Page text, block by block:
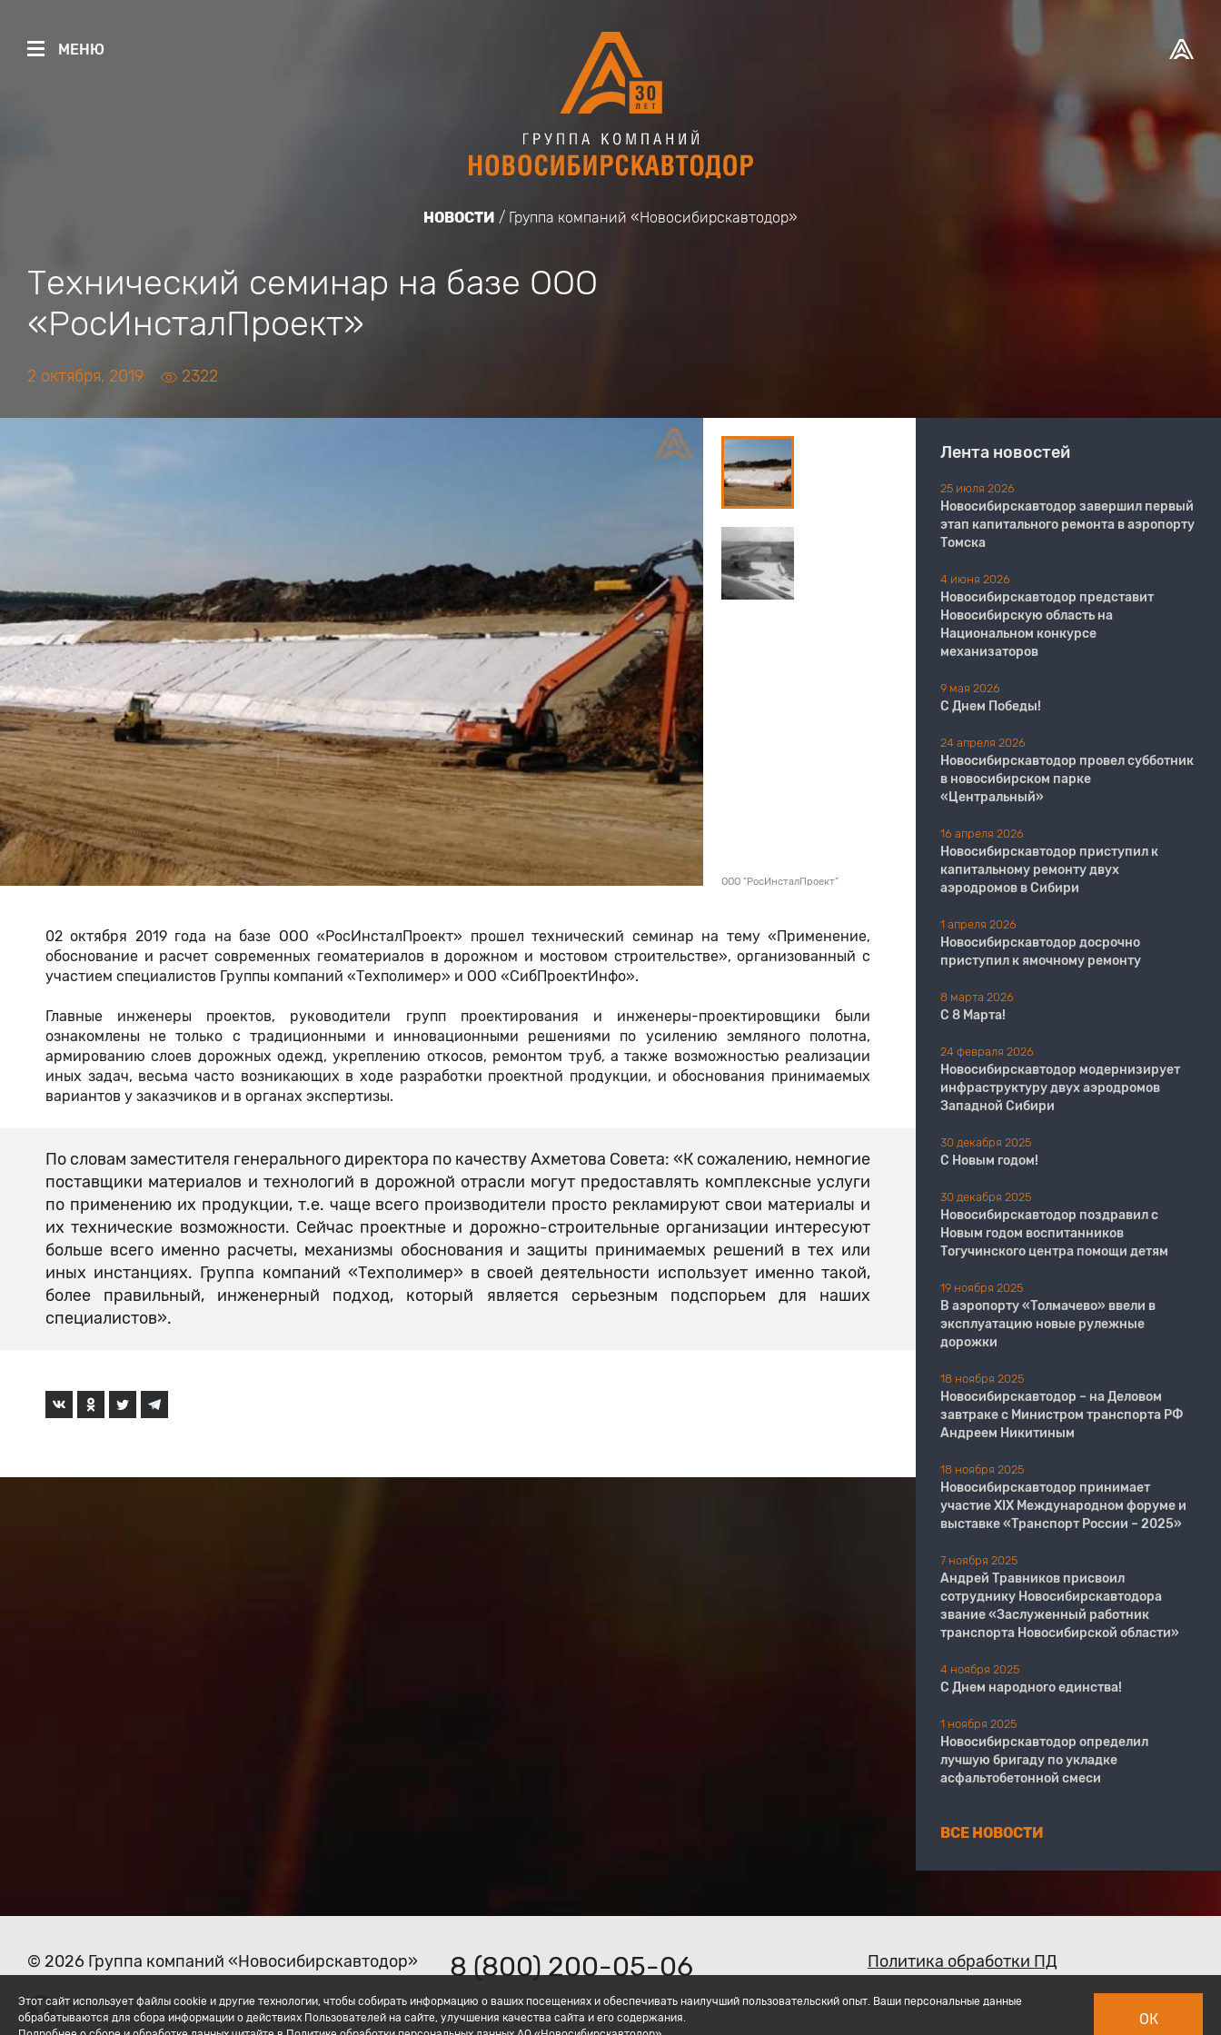
МЕНЮ
НОВОСТИ Группа компаний «Новосибирскавтодор»
Технический семинар на базе ООО
«РосИнсталПроект»
2 октября, 2019 2322
ООО "РосИнсталПроект"
02 октября 2019 года на базе ООО «РосИнсталПроект» прошел технический семинар на тему «Применение,
обоснование и расчет современных геоматериалов в дорожном и мостовом строительстве», организованный с
участием специалистов Группы компаний «Техполимер» и ООО «СибПроектИнфо».
Главные инженеры проектов, руководители групп проектирования и инженеры-проектировщики были
ознакомлены не только с традиционными и инновационными решениями по усилению земляного полотна,
армированию слоев дорожных одежд, укреплению откосов, ремонтом труб, а также возможностью реализации
иных задач, весьма часто возникающих в ходе разработки проектной продукции, и обоснования принимаемых
вариантов у заказчиков и в органах экспертизы.
По словам заместителя генерального директора по качеству Ахметова Совета: «К сожалению, немногие
поставщики материалов и технологий в дорожной отрасли могут предоставлять комплексные услуги
по применению их продукции, т.е. чаще всего производители просто рекламируют свои материалы и
их технические возможности. Сейчас проектные и дорожно-строительные организации интересуют
больше всего именно расчеты, механизмы обоснования и защиты принимаемых решений в тех или
иных инстанциях. Группа компаний «Техполимер» в своей деятельности использует именно такой,
более правильный, инженерный подход, который является серьезным подспорьем для наших
специалистов».
Лента новостей
25 июля 2026
Новосибирскавтодор завершил первый
этап капитального ремонта в аэропорту
Томска
4 июня 2026
Новосибирскавтодор представит
Новосибирскую область на
Национальном конкурсе
механизаторов
9 мая 2026
С Днем Победы!
24 апреля 2026
Новосибирскавтодор провел субботник
в новосибирском парке
«Центральный»
16 апреля 2026
Новосибирскавтодор приступил к
капитальному ремонту двух
аэродромов в Сибири
1 апреля 2026
Новосибирскавтодор досрочно
приступил к ямочному ремонту
8 марта 2026
С 8 Марта!
24 февраля 2026
Новосибирскавтодор модернизирует
инфраструктуру двух аэродромов
Западной Сибири
30 декабря 2025
С Новым годом!
30 декабря 2025
Новосибирскавтодор поздравил с
Новым годом воспитанников
Тогучинского центра помощи детям
19 ноября 2025
В аэропорту «Толмачево» ввели в
эксплуатацию новые рулежные
дорожки
18 ноября 2025
Новосибирскавтодор – на Деловом
завтраке с Министром транспорта РФ
Андреем Никитиным
18 ноября 2025
Новосибирскавтодор принимает
участие XIX Международном форуме и
выставке «Транспорт России – 2025»
7 ноября 2025
Андрей Травников присвоил
сотруднику Новосибирскавтодора
звание «Заслуженный работник
транспорта Новосибирской области»
4 ноября 2025
С Днем народного единства!
1 ноября 2025
Новосибирскавтодор определил
лучшую бригаду по укладке
асфальтобетонной смеси
ВСЕ НОВОСТИ
© 2026 Группа компаний «Новосибирскавтодор» 8 (800) 200-05-06 Политика обработки ПД
Вход для сотрудников
Этот сайт использует файлы cookie и другие технологии, чтобы собирать информацию о ваших посещениях и обеспечивать наилучший пользовательский опыт. Ваши персональные данные
обрабатываются для сбора информации о действиях Пользователей на сайте, улучшения качества сайта и его содержания.
ОК